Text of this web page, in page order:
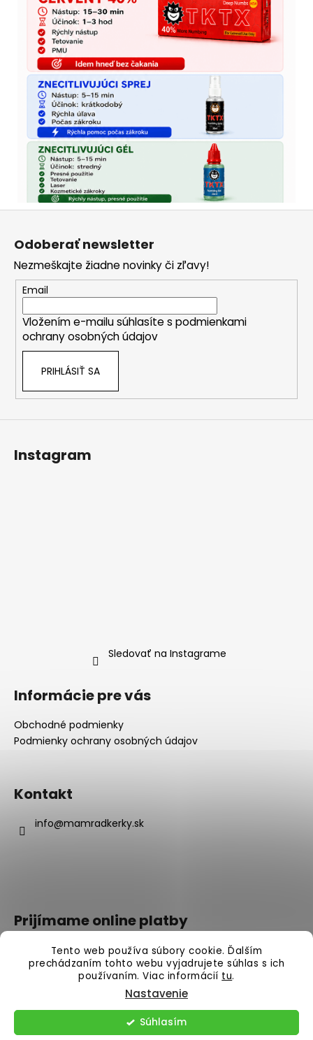
Tento web používa súbory cookie. Ďalším
prechádzaním tohto webu vyjadrujete súhlas s ich
používaním. Viac informácií tu.
Nastavenie
Súhlasím
Z
Odoberať newsletter
Nezmeškajte žiadne novinky či zľavy!
Email
Vložením e-mailu súhlasíte s podmienkami
ochrany osobných údajov
PRIHLÁSIŤ SA
Instagram
Sledovať na Instagrame
Informácie pre vás
Obchodné podmienky
Podmienky ochrany osobných údajov
Kontakt
info@mamradkerky.sk
Prijímame online platby
Vytvoril Shoptet
Copyright 2026Mamradkerky.sk. Všetky práva